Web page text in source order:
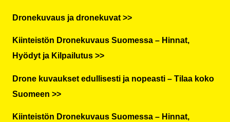
Dronekuvaus ja dronekuvat >>
Kiinteistön Dronekuvaus Suomessa – Hinnat,
Hyödyt ja Kilpailutus >>
Drone kuvaukset edullisesti ja nopeasti – Tilaa koko
Suomeen >>
Kiinteistön Dronekuvaus Suomessa – Hinnat,